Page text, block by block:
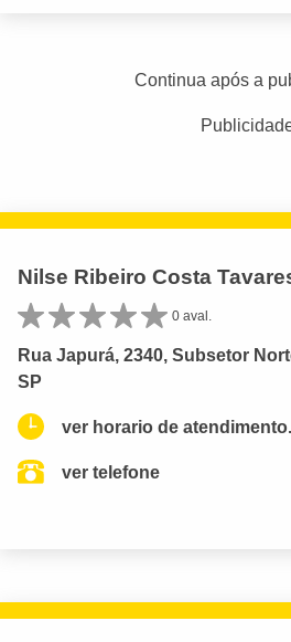
Continua após a
Nilse Ribeiro Costa
0 aval.
Rua Japurá, 2340, Subsetor
SP
ver horario de atendimento.
ver telefone